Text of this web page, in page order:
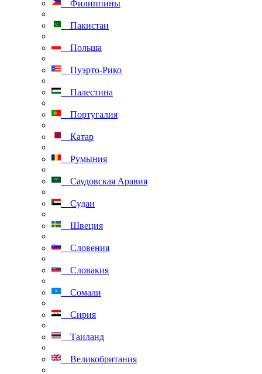
Филиппины
Пакистан
Польша
Пуэрто-Рико
Палестина
Португалия
Катар
Румыния
Саудовская Аравия
Судан
Швеция
Словения
Словакия
Сомали
Сирия
Таиланд
Великобритания